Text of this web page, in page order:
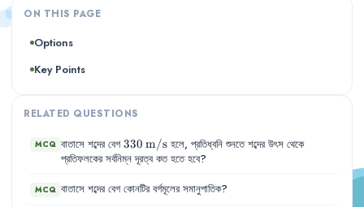
ON THIS PAGE
Options
Key Points
RELATED QUESTIONS
MCQ বাতাসে শব্দের বেগ 330\,\text{m/s}
330 m/s হলে, প্রতিধ্বনি শুনতে শব্দের উৎস থেকে
প্রতিফলকের সর্বনিম্ন দূরত্ব কত হতে হবে?
MCQ বাতাসে শব্দের বেগ কোনটির বর্গমূলের সমানুপাতিক?